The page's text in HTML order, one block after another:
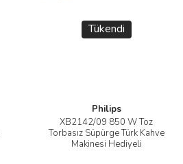
Tükendi
Philips
XB2142/09 850 W Toz
Torbasız Süpürge Türk Kahve
Makinesi Hediyeli